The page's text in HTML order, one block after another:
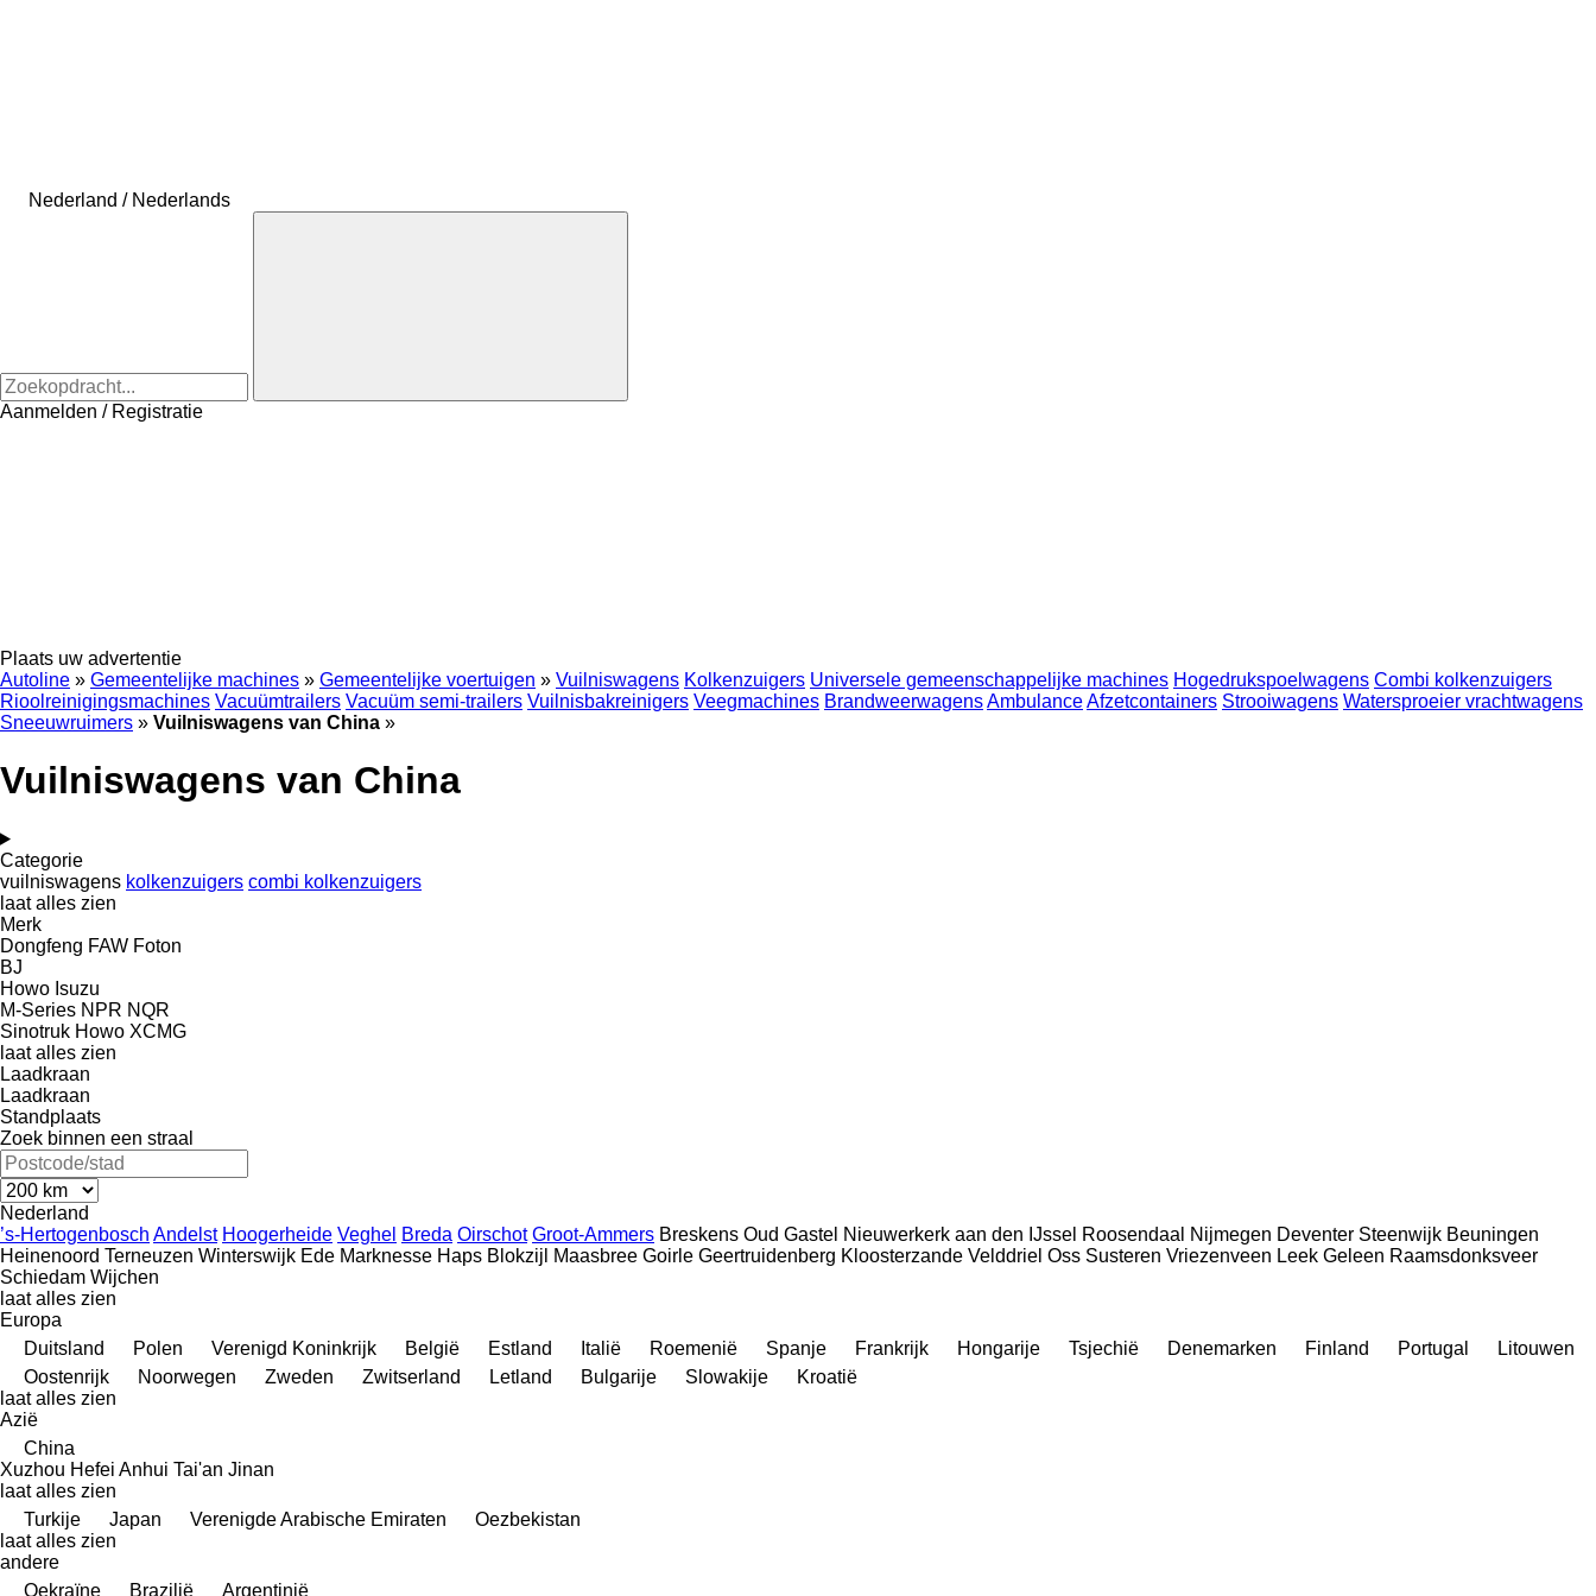
Nederland / Nederlands
Aanmelden / Registratie
Plaats uw advertentie
Autoline » Gemeentelijke machines » Gemeentelijke voertuigen » Vuilniswagens Kolkenzuigers Universele gemeenschappelijke machines Hogedrukspoelwagens Combi kolkenzuigers
Rioolreinigingsmachines Vacuümtrailers Vacuüm semi-trailers Vuilnisbakreinigers Veegmachines BrandweerwagensAmbulanceAfzetcontainers Strooiwagens Watersproeier vrachtwagens
Sneeuwruimers » Vuilniswagens van China »
Vuilniswagens van China
Categorie
vuilniswagens kolkenzuigers combi kolkenzuigers
laat alles zien
Merk
Dongfeng FAW Foton
BJ
Howo Isuzu
M-Series NPR NQR
Sinotruk Howo XCMG
laat alles zien
Laadkraan
Laadkraan
Standplaats
Zoek binnen een straal
Nederland
’s-Hertogenbosch Andelst Hoogerheide Veghel Breda Oirschot Groot-Ammers Breskens Oud Gastel Nieuwerkerk aan den IJssel Roosendaal Nijmegen Deventer Steenwijk Beuningen
Heinenoord Terneuzen Winterswijk Ede Marknesse Haps Blokzijl Maasbree Goirle Geertruidenberg Kloosterzande Velddriel Oss Susteren Vriezenveen Leek Geleen Raamsdonksveer
Schiedam Wijchen
laat alles zien
Europa
Duitsland
Polen Verenigd Koninkrijk België Estland Italië Roemenië Spanje Frankrijk Hongarije Tsjechië Denemarken Finland Portugal
Litouwen
Oostenrijk
Noorwegen Zweden Zwitserland Letland Bulgarije Slowakije
Kroatië
laat alles zien
Azië
China
Xuzhou Hefei Anhui Tai'an Jinan
laat alles zien
Turkije
Japan Verenigde Arabische Emiraten
Oezbekistan
laat alles zien
andere
Oekraïne
Brazilië
Argentinië